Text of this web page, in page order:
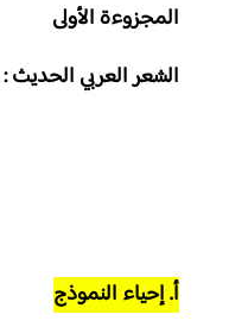
المجزوءة الأولى
الشعر العربي الحديث :
أ. إحياء النموذج